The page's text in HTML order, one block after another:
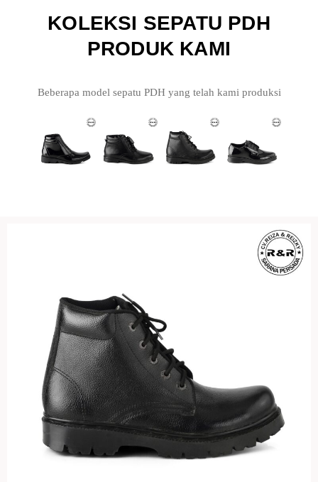
KOLEKSI SEPATU PDH
PRODUK KAMI
Beberapa model sepatu PDH yang telah kami produksi